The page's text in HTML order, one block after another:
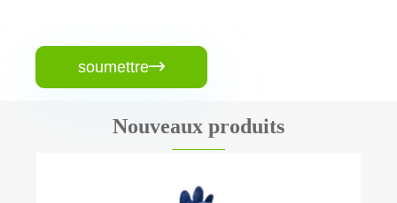
soumettre
Nouveaux produits